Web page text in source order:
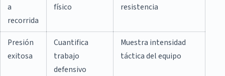
a
recorrida
físico
resistencia
Presión
exitosa
Cuantifica
trabajo
defensivo
Muestra intensidad
táctica del equipo